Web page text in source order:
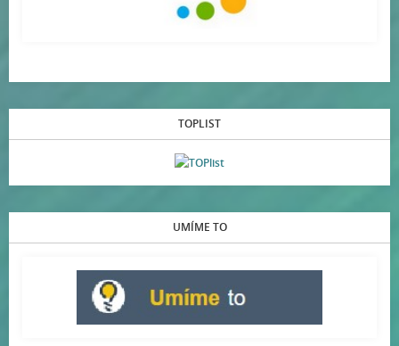
TOPLIST
UMÍME TO